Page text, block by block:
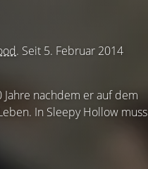
. Seit 5. Februar 2014
nachdem er auf dem
In Sleepy Hollow muss